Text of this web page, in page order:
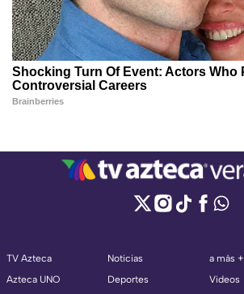
TV Azteca
Azteca UNO
Noticias
Deportes
a más +
Videos